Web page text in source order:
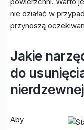
nie działać w
przynoszą
Jakie
do
Aby